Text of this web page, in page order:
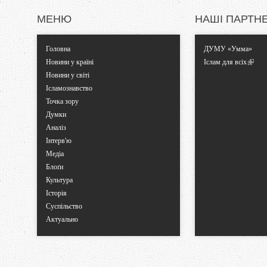
иМЕНЮ
Головна
Новини у країні
Новини у світі
Ісламознавство
Точка зору
Думки
Аналіз
Інтерв'ю
Медіа
Блоґи
Культура
Історія
Суспільство
Актуально
НАШІ
ДУМУ «Умма»
Іслам для всіх